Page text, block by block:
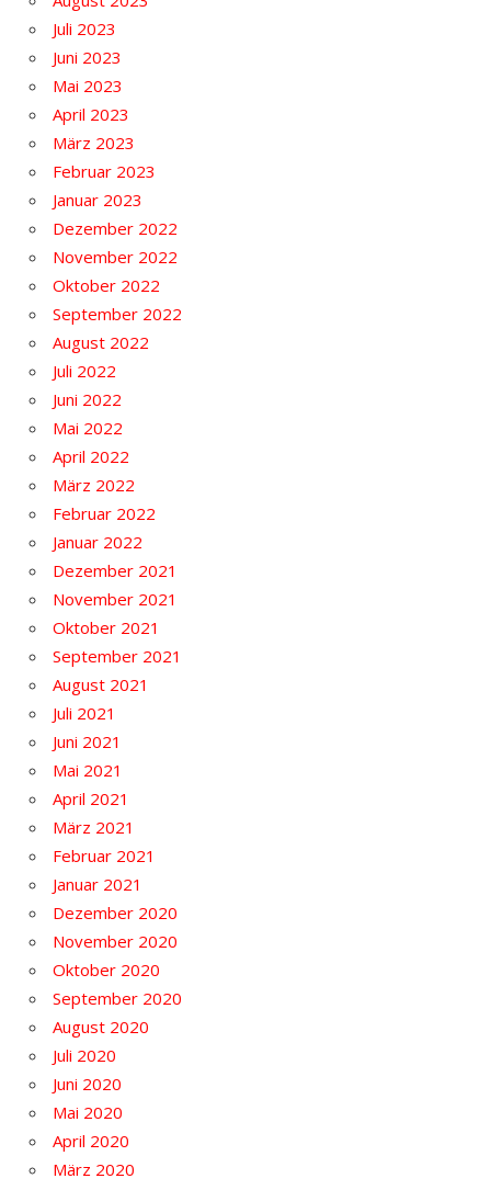
Juli 2023
Juni 2023
Mai 2023
April 2023
März 2023
Februar 2023
Januar 2023
Dezember 2022
November 2022
Oktober 2022
September 2022
August 2022
Juli 2022
Juni 2022
Mai 2022
April 2022
März 2022
Februar 2022
Januar 2022
Dezember 2021
November 2021
Oktober 2021
September 2021
August 2021
Juli 2021
Juni 2021
Mai 2021
April 2021
März 2021
Februar 2021
Januar 2021
Dezember 2020
November 2020
Oktober 2020
September 2020
August 2020
Juli 2020
Juni 2020
Mai 2020
April 2020
März 2020